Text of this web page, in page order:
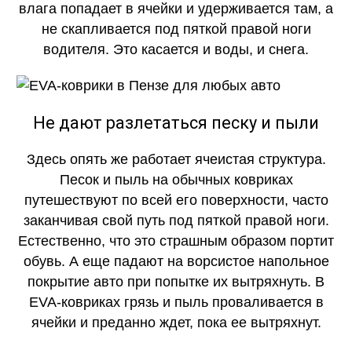
влага попадает в ячейки и удерживается там, а
не скапливается под пяткой правой ноги
водителя. Это касается и воды, и снега.
Не дают разлетаться песку и пыли
Здесь опять же работает ячеистая структура.
Песок и пыль на обычных ковриках
путешествуют по всей его поверхности, часто
заканчивая свой путь под пяткой правой ноги.
Естественно, что это страшным образом портит
обувь. А еще падают на ворсистое напольное
покрытие авто при попытке их вытряхнуть. В
EVA-ковриках грязь и пыль проваливается в
ячейки и преданно ждет, пока ее вытряхнут.